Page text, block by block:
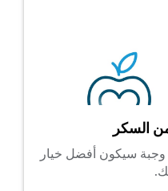
السكر
وجبة سيكون أفضل خيار